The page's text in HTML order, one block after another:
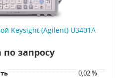
Keysight (Agilent) U3401A
по запросу
0,02 %